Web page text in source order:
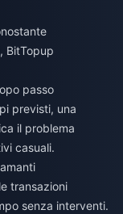
BitTopup
passo
previsti, una
il problema
casuali.
transazioni
senza interventi.